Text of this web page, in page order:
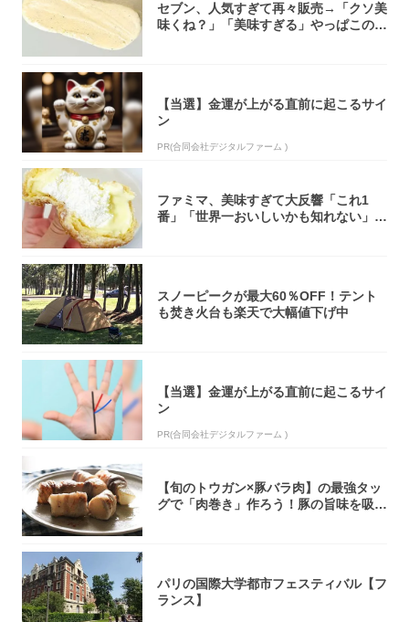
セブン、人気すぎて再々販売→「クソ美
味くね？」「美味すぎる」やっぱこのク
【当選】金運が上がる直前に起こるサイ
ン
PR(合同会社デジタルファーム )
ファミマ、美味すぎて大反響「これ1
番」「世界一おいしいかも知れない」
スノーピークが最大60％OFF！テント
も焚き火台も楽天で大幅値下げ中
【当選】金運が上がる直前に起こるサイ
ン
PR(合同会社デジタルファーム )
【旬のトウガン×豚バラ肉】の最強タッ
グで「肉巻き」作ろう！豚の旨味を吸い
パリの国際大学都市フェスティバル【フ
ランス】